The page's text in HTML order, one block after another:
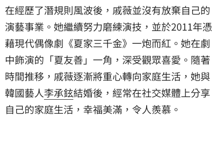
在經歷了潛規則風波後，戚薇並沒有放棄自己的
演藝事業。她繼續努力磨練演技，並於2011年憑
藉現代偶像劇《夏家三千金》一炮而紅。她在劇
中飾演的「夏友善」一角，深受觀眾喜愛。隨著
時間推移，戚薇逐漸將重心轉向家庭生活，她與
韓國藝人李承鉉結婚後，經常在社交媒體上分享
自己的家庭生活，幸福美滿，令人羨慕。